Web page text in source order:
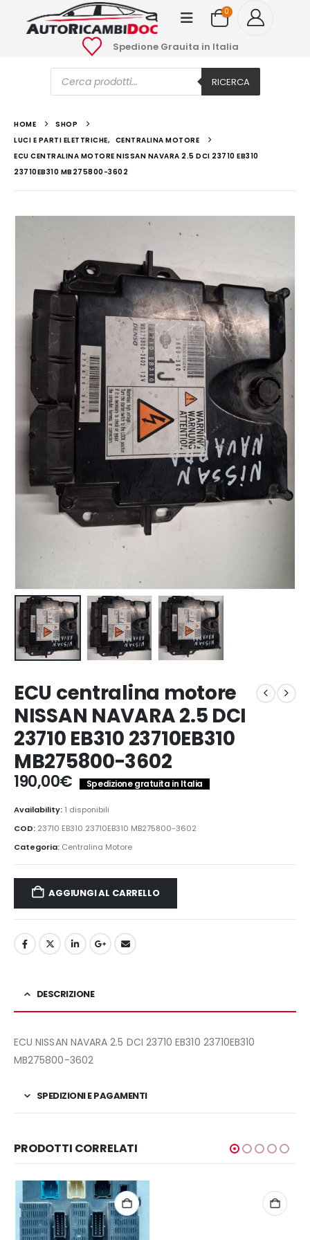
0
Spedione Grauita in Italia
Ricerca
prodotti RICERCA
HOME
SHOP
LUCI E PARTI ELETTRICHE, CENTRALINA MOTORE
ECU CENTRALINA MOTORE NISSAN NAVARA 2.5 DCI 23710 EB310
23710EB310 MB275800-3602
ECU centralina motore
NISSAN NAVARA 2.5 DCI
23710 EB310 23710EB310
MB275800-3602
190,00€ Spedizione gratuita in Italia
Availability: 1 disponibili
COD: 23710 EB310 23710EB310 MB275800-3602
Categoria: Centralina Motore
AGGIUNGI AL CARRELLO
DESCRIZIONE
ECU NISSAN NAVARA 2.5 DCI 23710 EB310 23710EB310
MB275800-3602
SPEDIZIONI E PAGAMENTI
PRODOTTI CORRELATI